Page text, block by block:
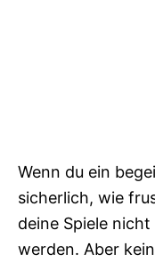
Wenn du ein
sicherlich, wie
deine Spiele
werden. Aber